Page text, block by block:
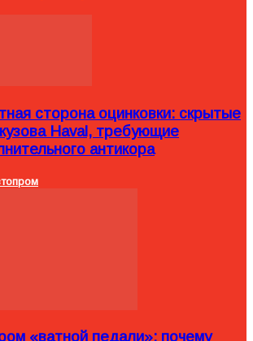
сторона оцинковки: скрытые
Haval, требующие
антикора
«ватной педали»: почему